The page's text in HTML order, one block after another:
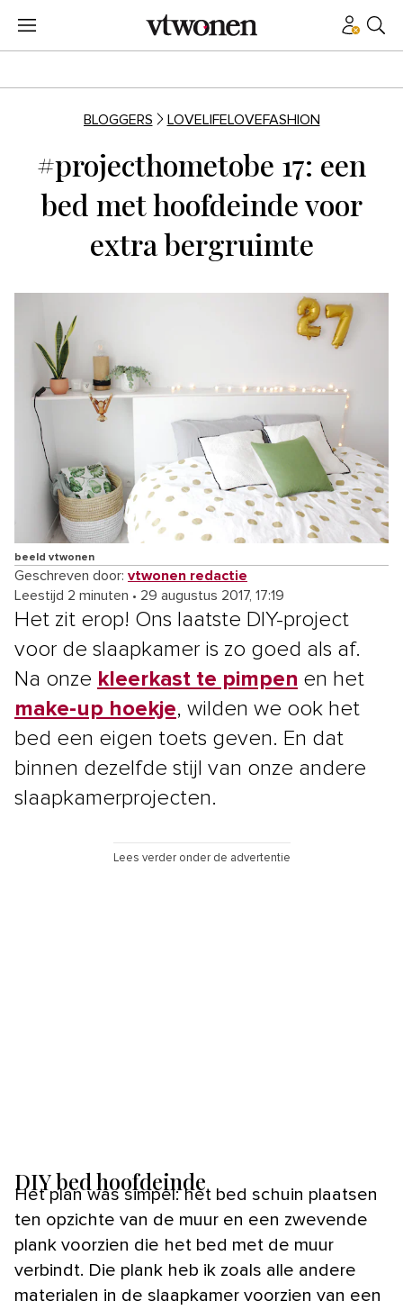
BLOGGERS LOVELIFELOVEFASHION
#projecthometobe 17: een
bed met hoofdeinde voor
extra bergruimte
beeld vtwonen
Geschreven door: vtwonen redactie
Leestijd 2 minuten • 29 augustus 2017, 17:19
Het zit erop! Ons laatste DIY-project
voor de slaapkamer is zo goed als af.
Na onze kleerkast te pimpen en het
make-up hoekje, wilden we ook het
bed een eigen toets geven. En dat
binnen dezelfde stijl van onze andere
slaapkamerprojecten.
Lees verder onder de advertentie
DIY bed hoofdeinde
Het plan was simpel: het bed schuin plaatsen
ten opzichte van de muur en een zwevende
plank voorzien die het bed met de muur
verbindt. Die plank heb ik zoals alle andere
materialen in de slaapkamer voorzien van een